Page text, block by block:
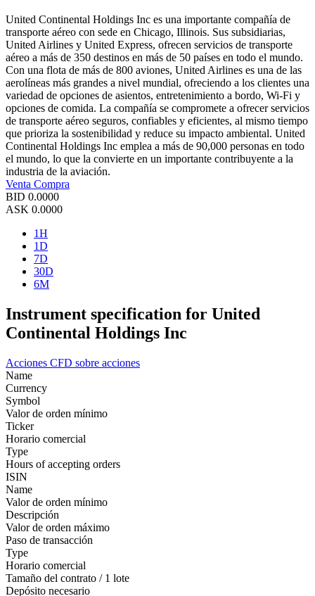
United Continental Holdings Inc es una importante compañía de
transporte aéreo con sede en Chicago, Illinois. Sus subsidiarias,
United Airlines y United Express, ofrecen servicios de transporte
aéreo a más de 350 destinos en más de 50 países en todo el mundo.
Con una flota de más de 800 aviones, United Airlines es una de las
aerolíneas más grandes a nivel mundial, ofreciendo a los clientes una
variedad de opciones de asientos, entretenimiento a bordo, Wi-Fi y
opciones de comida. La compañía se compromete a ofrecer servicios
de transporte aéreo seguros, confiables y eficientes, al mismo tiempo
que prioriza la sostenibilidad y reduce su impacto ambiental. United
Continental Holdings Inc emplea a más de 90,000 personas en todo
el mundo, lo que la convierte en un importante contribuyente a la
industria de la aviación.
Venta Compra
BID 0.0000
ASK 0.0000
1H
1D
7D
30D
6M
Instrument specification for United
Continental Holdings Inc
Acciones CFD sobre acciones
Name
Currency
Symbol
Valor de orden mínimo
Ticker
Horario comercial
Type
Hours of accepting orders
ISIN
Name
Valor de orden mínimo
Descripción
Valor de orden máximo
Paso de transacción
Type
Horario comercial
Tamaño del contrato / 1 lote
Depósito necesario